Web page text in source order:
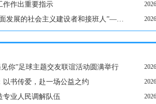
作作出重要指示
“培养德智体美劳全面发展的社会主义建设者和接班人”——习近平总书记的重要论述指引基础教育改革发展开创新局面
你”足球主题交友联谊活动圆满举行
以书传爱，赴一场公益之约
专业人民调解队伍